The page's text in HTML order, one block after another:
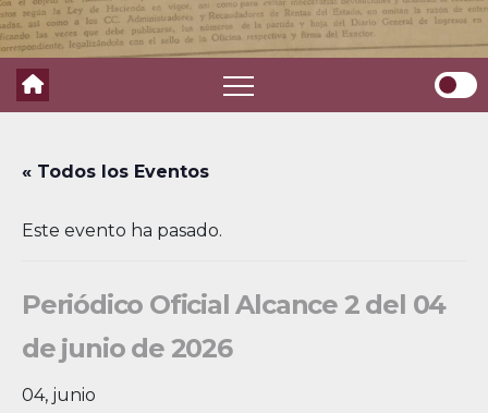
« Todos los Eventos
Este evento ha pasado.
Periódico Oficial Alcance 2 del 04
de junio de 2026
04, junio